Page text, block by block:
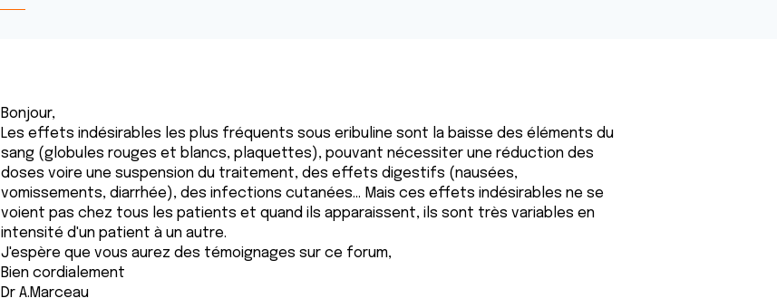
Bonjour,
Les effets indésirables les plus fréquents sous eribuline sont la baisse des éléments du
sang (globules rouges et blancs, plaquettes), pouvant nécessiter une réduction des
doses voire une suspension du traitement, des effets digestifs (nausées,
vomissements, diarrhée), des infections cutanées... Mais ces effets indésirables ne se
voient pas chez tous les patients et quand ils apparaissent, ils sont très variables en
intensité d'un patient à un autre.
J'espère que vous aurez des témoignages sur ce forum,
Bien cordialement
Dr A.Marceau